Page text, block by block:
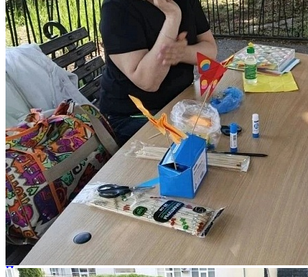
В рамках празднования Дня детства в зоопарке прошли
увлекательные мастер‑классы от педагогов ДЮЦ «На
Комсомольской» — Кривенышевой Татьяны Николаевны и
Евлановой Светланы Анатольевны.
На мастер‑классе «Порхающие бабочки» под руководством
Светланы Анатольевны ребята погрузились в древнее
искусство оригами. Из цветной бумаги юные мастера создали
изящных ярких бабочек на шпажках — казалось, вот-вот они
взмахнут крыльями и улетят!
А на занятии «Волшебные магниты: роспись по дереву» от
Татьяны Николаевны дети дали волю фантазии:
вооружившись фломастерами, они превратили простые
деревянные заготовки в неповторимые яркие сувениры.
Смех, творческий азарт и неподдельный детский восторг
наполнили атмосферу праздника! Каждый юный художник
унёс с собой собственноручно созданное творение —
памятный подарок, который ещё долго будет радовать глаз.
Большое спасибо педагогам за частичку радости и тепла,
которую они подарили ребятам!
След. новость
Пред. новость